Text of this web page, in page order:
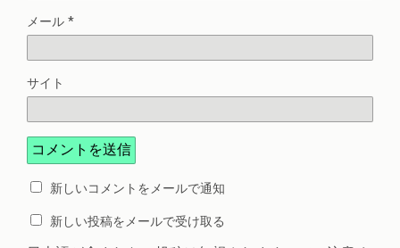
メール *
サイト
新しいコメントをメールで通知
新しい投稿をメールで受け取る